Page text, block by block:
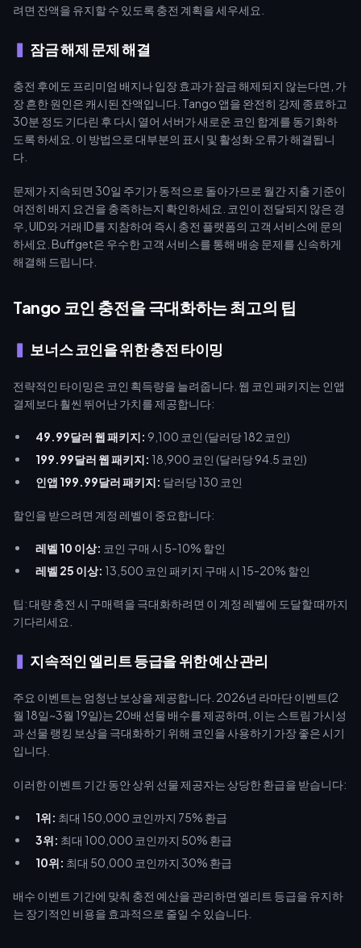
려면 잔액을 유지할 수 있도록 충전 계획을 세우세요.
잠금 해제 문제 해결
충전 후에도 프리미엄 배지나 입장 효과가 잠금 해제되지 않는다면, 가
장 흔한 원인은 캐시된 잔액입니다. Tango 앱을 완전히 강제 종료하고
30분 정도 기다린 후 다시 열어 서버가 새로운 코인 합계를 동기화하
도록 하세요. 이 방법으로 대부분의 표시 및 활성화 오류가 해결됩니
다.
문제가 지속되면 30일 주기가 동적으로 돌아가므로 월간 지출 기준이
여전히 배지 요건을 충족하는지 확인하세요. 코인이 전달되지 않은 경
우, UID와 거래 ID를 지참하여 즉시 충전 플랫폼의 고객 서비스에 문의
하세요. Buffget은 우수한 고객 서비스를 통해 배송 문제를 신속하게
해결해 드립니다.
Tango 코인 충전을 극대화하는 최고의 팁
보너스 코인을 위한 충전 타이밍
전략적인 타이밍은 코인 획득량을 늘려줍니다. 웹 코인 패키지는 인앱
결제보다 훨씬 뛰어난 가치를 제공합니다:
49.99달러 웹 패키지: 9,100 코인 (달러당 182 코인)
199.99달러 웹 패키지: 18,900 코인 (달러당 94.5 코인)
인앱 199.99달러 패키지: 달러당 130 코인
할인을 받으려면 계정 레벨이 중요합니다:
레벨 10 이상: 코인 구매 시 5-10% 할인
레벨 25 이상: 13,500 코인 패키지 구매 시 15-20% 할인
팁: 대량 충전 시 구매력을 극대화하려면 이 계정 레벨에 도달할 때까지
기다리세요.
지속적인 엘리트 등급을 위한 예산 관리
주요 이벤트는 엄청난 보상을 제공합니다. 2026년 라마단 이벤트(2
월 18일~3월 19일)는 20배 선물 배수를 제공하며, 이는 스트림 가시성
과 선물 랭킹 보상을 극대화하기 위해 코인을 사용하기 가장 좋은 시기
입니다.
이러한 이벤트 기간 동안 상위 선물 제공자는 상당한 환급을 받습니다:
1위: 최대 150,000 코인까지 75% 환급
3위: 최대 100,000 코인까지 50% 환급
10위: 최대 50,000 코인까지 30% 환급
배수 이벤트 기간에 맞춰 충전 예산을 관리하면 엘리트 등급을 유지하
는 장기적인 비용을 효과적으로 줄일 수 있습니다.